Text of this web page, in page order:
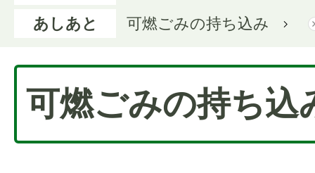
あしあと
可燃ごみの持ち込み
可燃ごみの持ち込